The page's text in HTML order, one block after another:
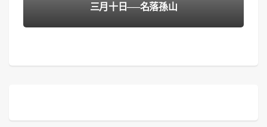
三月十日──名落孫山